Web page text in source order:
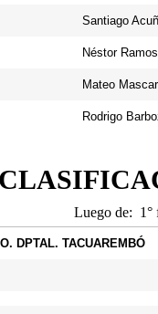
Santiago
Néstor Ramos
Mateo
Rodrigo
Luego de: 1°
DPTAL. TACUAREMBÓ